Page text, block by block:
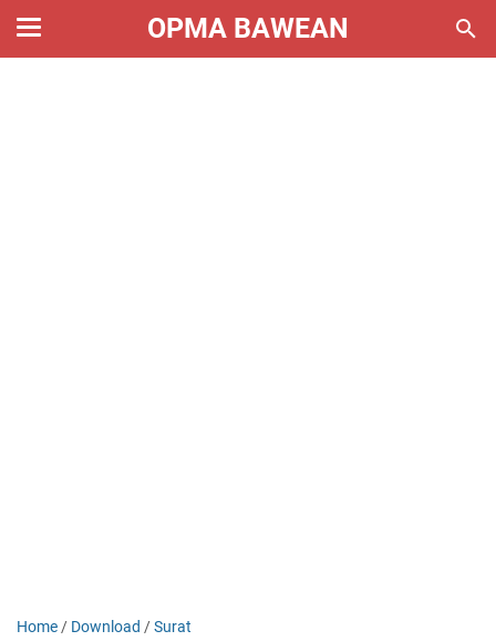
OPMA BAWEAN
Home / Download /Surat